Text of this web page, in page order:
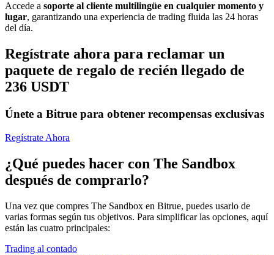
Accede a soporte al cliente multilingüe en cualquier momento y
lugar, garantizando una experiencia de trading fluida las 24 horas
del día.
Regístrate ahora para reclamar un
paquete de regalo de recién llegado de
236 USDT
Únete a Bitrue para obtener recompensas exclusivas
Regístrate Ahora
¿Qué puedes hacer con The Sandbox
después de comprarlo?
Una vez que compres The Sandbox en Bitrue, puedes usarlo de
varias formas según tus objetivos. Para simplificar las opciones, aquí
están las cuatro principales:
Trading al contado